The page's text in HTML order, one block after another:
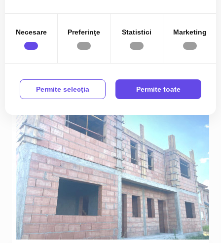
Est 164.990€
Necesare Preferinţe Statistici Marketing
Permite selecţia Permite toate